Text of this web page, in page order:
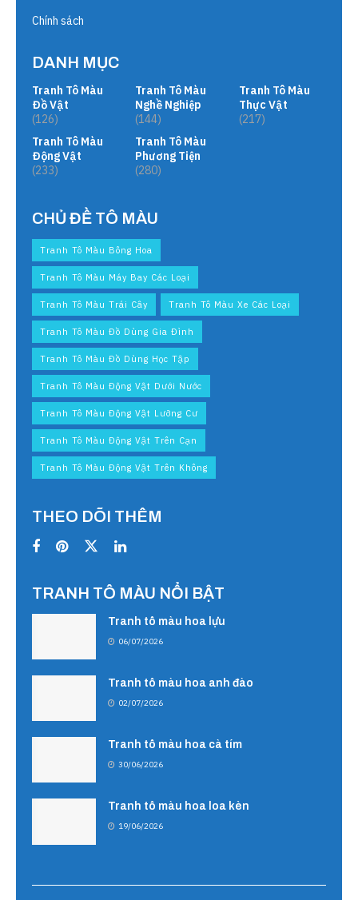
Chính sách
DANH MỤC
Tranh Tô Màu
Đồ Vật
(126)
Tranh Tô Màu
Động Vật
(233)
Tranh Tô Màu
Nghề Nghiệp
(144)
Tranh Tô Màu
Phương Tiện
(280)
Tranh Tô Màu
Thực Vật
(217)
CHỦ ĐỀ TÔ MÀU
Tranh Tô Màu Bông Hoa
Tranh Tô Màu Máy Bay Các Loại
Tranh Tô Màu Trái Cây Tranh Tô Màu Xe Các Loại
Tranh Tô Màu Đồ Dùng Gia Đình
Tranh Tô Màu Đồ Dùng Học Tập
Tranh Tô Màu Động Vật Dưới Nước
Tranh Tô Màu Động Vật Lưỡng Cư
Tranh Tô Màu Động Vật Trên Cạn
Tranh Tô Màu Động Vật Trên Không
THEO DÕI THÊM
TRANH TÔ MÀU NỔI BẬT
Tranh tô màu hoa lựu
06/07/2026
Tranh tô màu hoa anh đào
02/07/2026
Tranh tô màu hoa cà tím
30/06/2026
Tranh tô màu hoa loa kèn
19/06/2026